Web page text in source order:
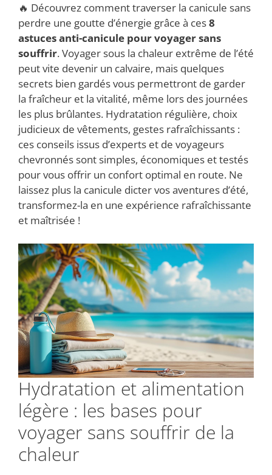
🔥 Découvrez comment traverser la canicule sans
perdre une goutte d’énergie grâce à ces8
astuces anti-canicule pour voyager sans
souffrir. Voyager sous la chaleur extrême de l’été
peut vite devenir un calvaire, mais quelques
secrets bien gardés vous permettront de garder
la fraîcheur et la vitalité, même lors des journées
les plus brûlantes. Hydratation régulière, choix
judicieux de vêtements, gestes rafraîchissants :
ces conseils issus d’experts et de voyageurs
chevronnés sont simples, économiques et testés
pour vous offrir un confort optimal en route. Ne
laissez plus la canicule dicter vos aventures d’été,
transformez-la en une expérience rafraîchissante
et maîtrisée !
Hydratation et alimentation
légère : les bases pour
voyager sans souffrir de la
chaleur